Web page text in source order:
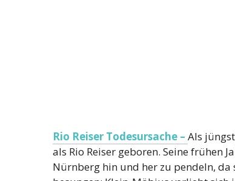
Rio Reiser Todesursache – Als
als Rio Reiser geboren. Seine frühen
Nürnberg hin und her zu pendeln,